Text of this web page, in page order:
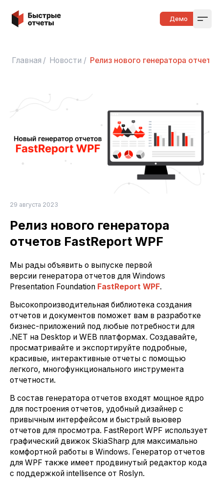
Быстрые отчеты Демо
Главная / Новости / Релиз нового генератора
29 августа 2023
Релиз нового генератора
отчетов FastReport WPF
Мы рады объявить о выпуске первой
версии генератора отчетов для Windows
Presentation Foundation FastReport WPF.
Высокопроизводительная библиотека создания
отчетов и документов поможет вам в разработке
бизнес-приложений под любые потребности для
.NET на Desktop и WEB платформах. Создавайте,
просматривайте и экспортируйте подробные,
красивые, интерактивные отчеты с помощью
легкого, многофункционального инструмента
отчетности.
В состав генератора отчетов входят мощное ядро
для построения отчетов, удобный дизайнер с
привычным интерфейсом и быстрый вьювер
отчетов для просмотра. FastReport WPF использует
графический движок SkiaSharp для максимально
комфортной работы в Windows. Генератор отчетов
для WPF также имеет продвинутый редактор кода
с поддержкой intellisence от Roslyn.